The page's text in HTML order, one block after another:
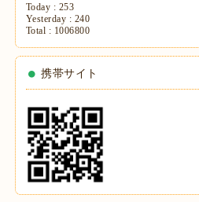
Today : 253
Yesterday : 240
Total : 1006800
携帯サイト